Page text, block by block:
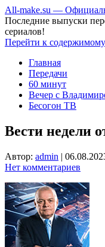
All-make.su —
Последние выпуски
сериалов!
Перейти к содержимому
Главная
Передачи
60 минут
Вечер с
Бесогон ТВ
Вести недели
Автор: admin |
Нет комментариев